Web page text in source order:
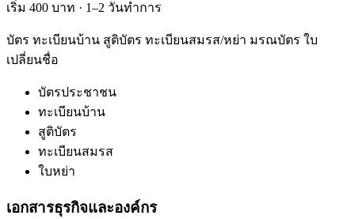
เริ่ม 400 บาท · 1–2 วันทำการ
บัตร ทะเบียนบ้าน สูติบัตร ทะเบียนสมรส/หย่า มรณบัตร ใบ
เปลี่ยนชื่อ
บัตรประชาชน
ทะเบียนบ้าน
สูติบัตร
ทะเบียนสมรส
ใบหย่า
เอกสารธุรกิจและองค์กร